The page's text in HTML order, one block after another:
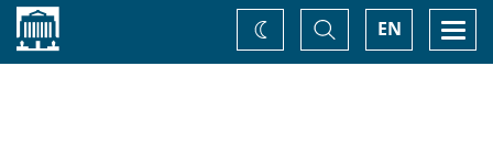
Accueil EN
Basculer
la
recherche
Changez
de